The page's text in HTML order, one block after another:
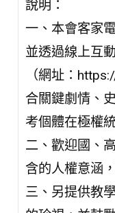
說明：
一、本會客家
並透過線上互
（網址：
合關鍵劇情、
考個體在極權
二、歡迎國、
含的人權意涵
三、另提供教